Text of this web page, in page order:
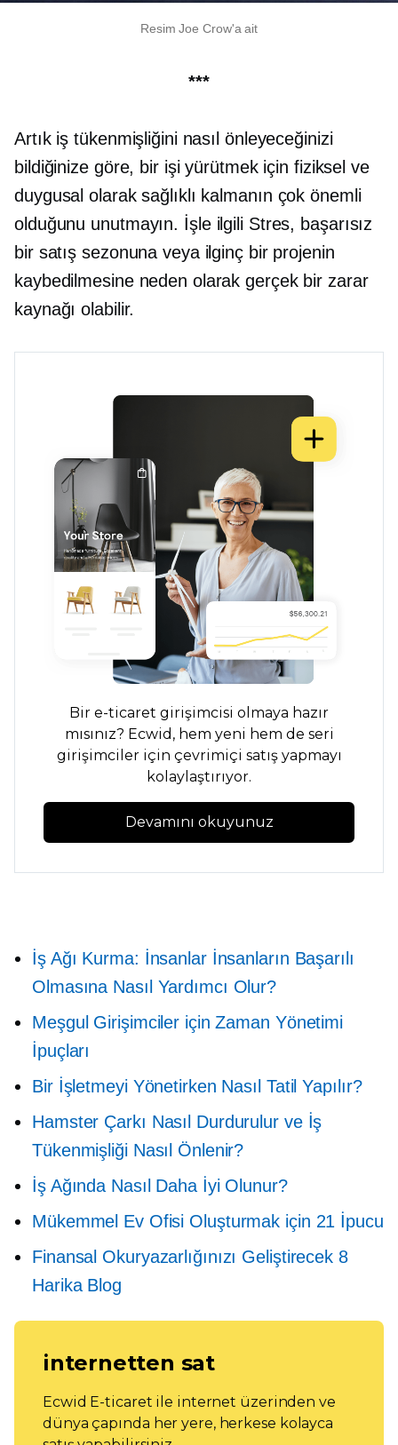
Resim Joe Crow'a ait
***
Artık iş tükenmişliğini nasıl önleyeceğinizi
bildiğinize göre, bir işi yürütmek için fiziksel ve
duygusal olarak sağlıklı kalmanın çok önemli
olduğunu unutmayın. İşle ilgiliStres, başarısız
bir satış sezonuna veya ilginç bir projenin
kaybedilmesine neden olarak gerçek bir zarar
kaynağı olabilir.
Bir e-ticaret girişimcisi olmaya hazır
mısınız? Ecwid, hem yeni hem de seri
girişimciler için çevrimiçi satış yapmayı
kolaylaştırıyor.
Devamını okuyunuz
İş Ağı Kurma: İnsanlar İnsanların Başarılı
Olmasına Nasıl Yardımcı Olur?
Meşgul Girişimciler için Zaman Yönetimi
İpuçları
Bir İşletmeyi Yönetirken Nasıl Tatil Yapılır?
Hamster Çarkı Nasıl Durdurulur ve İş
Tükenmişliği Nasıl Önlenir?
İş Ağında Nasıl Daha İyi Olunur?
Mükemmel Ev Ofisi Oluşturmak için 21 İpucu
Finansal Okuryazarlığınızı Geliştirecek 8
Harika Blog
internetten sat
Ecwid E-ticaret ile internet üzerinden ve
dünya çapında her yere, herkese kolayca